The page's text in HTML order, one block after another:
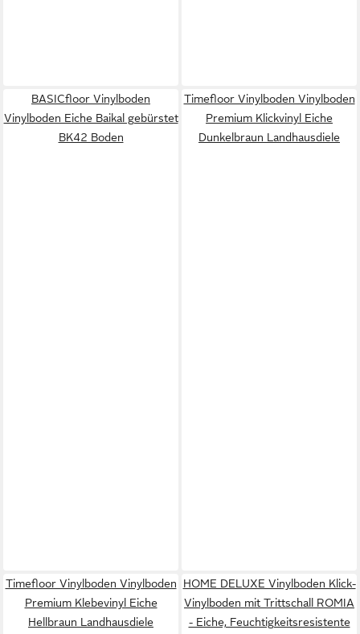
BASICfloor Vinylboden
Vinylboden Eiche Baikal gebürstet
BK42 Boden
Timefloor Vinylboden Vinylboden
Premium Klickvinyl Eiche
Dunkelbraun Landhausdiele
Timefloor Vinylboden Vinylboden
Premium Klebevinyl Eiche
Hellbraun Landhausdiele
HOME DELUXE Vinylboden Klick-
Vinylboden mit Trittschall ROMIA
- Eiche, Feuchtigkeitsresistente